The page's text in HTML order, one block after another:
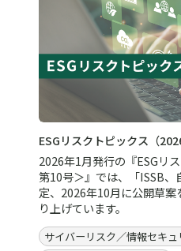
ESGリスクトピックス（
2026年1月発行の『ESGリ
第10号＞』では、「ISSB
定、2026年10月に公開草
り上げています。
サイバーリスク／情報セキュ